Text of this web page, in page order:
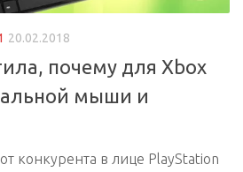
20.02.2018
почему для Xbox
мыши и
конкурента в лице PlayStation